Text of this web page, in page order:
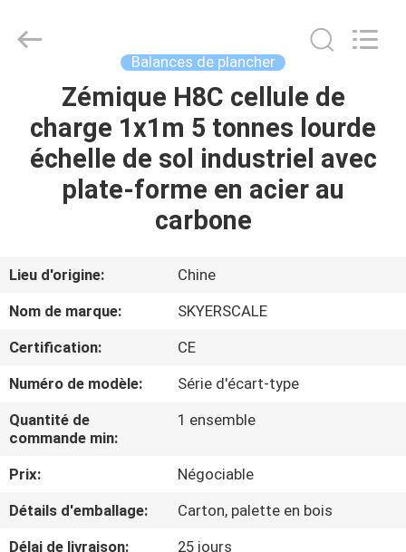
MAISON
VIDÉOS
PROPOS
DE
NOUS
VISITE
DE
L'USINE
Co.,Limited.
Balances de plancher
Zémique H8C cellule de
charge 1x1m 5 tonnes lourde
échelle de sol industriel avec
plate-forme en acier au
carbone
Lieu d'origine:
Chine
Nom de marque:
SKYERSCALE
Certification:
CE
Numéro de modèle:
Série d'écart-type
Quantité de
commande min:
1 ensemble
Prix:
Négociable
Détails d'emballage:
Carton, palette en bois
Délai de livraison:
25 jours